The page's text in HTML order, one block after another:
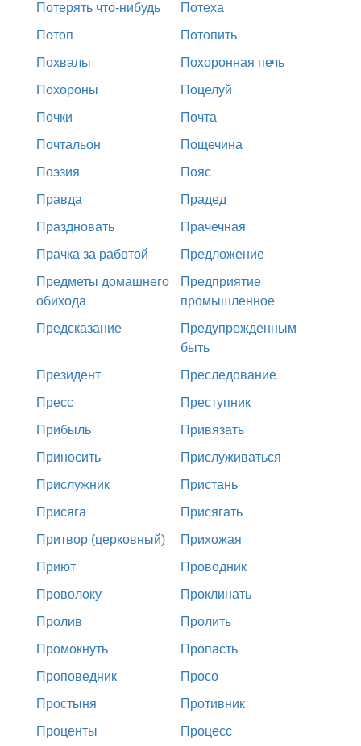
Потерять что-нибудь
Потеха
Потоп
Потопить
Похвалы
Похоронная печь
Похороны
Поцелуй
Почки
Почта
Почтальон
Пощечина
Поэзия
Пояс
Правда
Прадед
Праздновать
Прачечная
Прачка за работой
Предложение
Предметы домашнего
обихода
Предприятие
промышленное
Предсказание
Предупрежденным
быть
Президент
Преследование
Пресс
Преступник
Прибыль
Привязать
Приносить
Прислуживаться
Прислужник
Пристань
Присяга
Присягать
Притвор (церковный)
Прихожая
Приют
Проводник
Проволоку
Проклинать
Пролив
Пролить
Промокнуть
Пропасть
Проповедник
Просо
Простыня
Противник
Проценты
Процесс